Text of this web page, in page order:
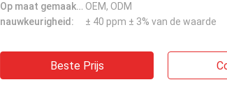
Op maat gemaakte ondersteuning: OEM, ODM
nauwkeurigheid:
± 40 ppm ± 3% van de waarde
Beste Prijs